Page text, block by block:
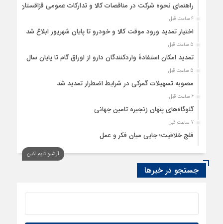
راهنمای نحوه شرکت در مناقصات کالا و تدارکات عمومی قزاقستان
4 ساعت قبل
اختیار تمدید ورود موقت کالا و خودرو تا پایان شهریور ابلاغ شد
5 ساعت قبل
تمدید امکان استفادۀ واردکنندگان دارو از اوراق گام تا پایان سال
5 ساعت قبل
مصوبه تسهیلات گمرکی در شرایط اضطرار تمدید شد
6 ساعت قبل
گلوگاه‌های پنهان زنجیره تامین جهانی
7 ساعت قبل
فلج خلاقیت؛ جایی میان فکر و عمل
رسانه، حلقه پیوند میدان اقتصاد و عرصه تصمیم‌گیری است
7 ساعت قبل
آرشیو تایم لاین
جستجو در خبرها